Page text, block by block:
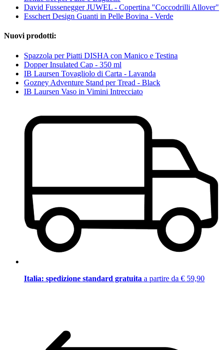
David Fussenegger JUWEL - Copertina "Coccodrilli Allover"
Esschert Design Guanti in Pelle Bovina - Verde
Nuovi prodotti:
Spazzola per Piatti DISHA con Manico e Testina
Dopper Insulated Cap - 350 ml
IB Laursen Tovagliolo di Carta - Lavanda
Gozney Adventure Stand per Tread - Black
IB Laursen Vaso in Vimini Intrecciato
Italia: spedizione standard gratuita a partire da € 59,90